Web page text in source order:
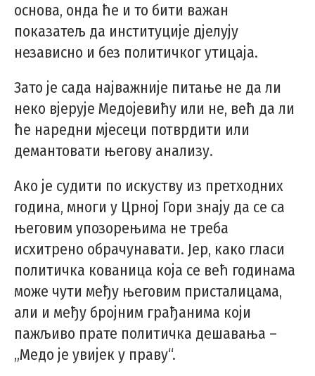
основа, онда ће и то бити важан
показатељ да институције дјелују
независно и без политичког утицаја.
Зато је сада најважније питање не да ли
неко вјерује Медојевићу или не, већ да ли
ће наредни мјесеци потврдити или
демантовати његову анализу.
Ако је судити по искуству из претходних
година, многи у Црној Гори знају да се са
његовим упозорењима не треба
исхитрено обрачунавати. Јер, како гласи
политичка кованица која се већ годинама
може чути међу његовим присталицама,
али и међу бројним грађанима који
пажљиво прате политичка дешавања –
„Медо је увијек у праву“.